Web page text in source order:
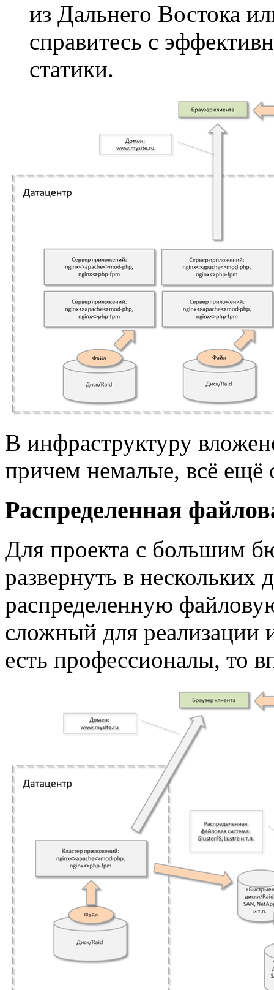
из Дальнего Востока
справитесь с
статики.
В инфраструктуру
причем немалые, всё ещё
Распределенная
Для проекта с большим
развернуть в нескольких
распределенную
сложный для реализации
есть профессионалы, то